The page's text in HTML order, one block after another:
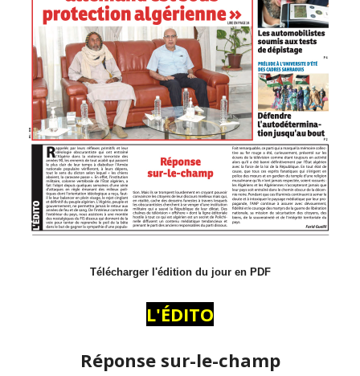
Télécharger l'édition du jour en PDF
L'ÉDITO
Réponse sur-le-champ